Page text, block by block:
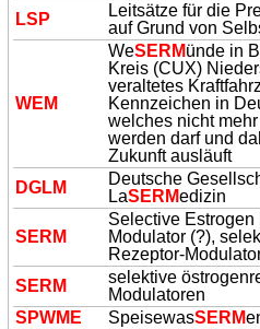
LSP
Leitsätze für die
auf Grund von
WEM
WeSERMünde in
Kreis (CUX)
veraltetes
Kennzeichen in
welches nicht
werden darf und
Zukunft ausläuft
DGLM
Deutsche
LaSERMedizin
SERM
Selective Estrogen
Modulator (?),
Rezeptor-
SERM
selektive
Modulatoren
SPWME
SpeisewasSERM